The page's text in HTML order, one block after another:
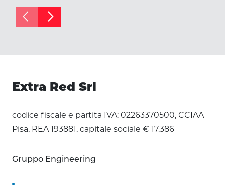
arrow_back_ios arrow_forward_ios
Extra Red Srl
codice fiscale e partita IVA: 02263370500, CCIAA
Pisa, REA 193881, capitale sociale € 17.386
Gruppo Engineering